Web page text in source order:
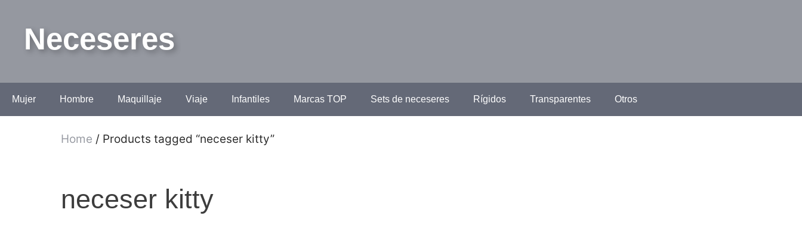
Neceseres
Mujer Hombre Maquillaje Viaje Infantiles Marcas TOP Sets de neceseres Rígidos Transparentes Otros
Home / Products tagged “neceser kitty”
neceser kitty